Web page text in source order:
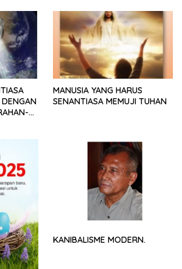
MANUSIA YANG HARUS
SENANTIASA MEMUJI TUHAN
KANIBALISME MODERN.